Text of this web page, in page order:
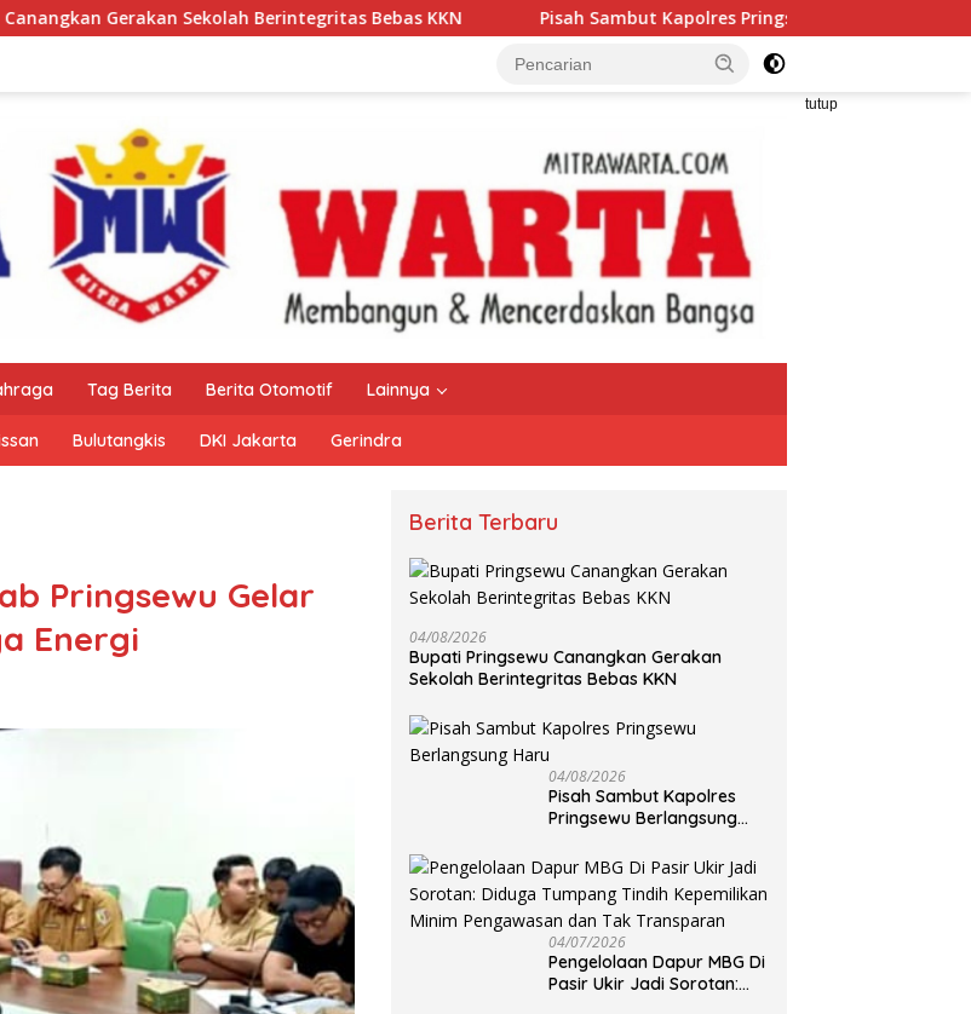
Sekolah Berintegritas Bebas KKN Pisah Sambut Kapolres Pringsewu Berlangsung Haru
tutup
Tag Berita Berita Otomotif Lainnya
Bulutangkis DKI Jakarta Gerindra
Pringsewu Gelar
Energi
Berita Terbaru
04/08/2026
Bupati Pringsewu Canangkan Gerakan
Sekolah Berintegritas Bebas KKN
04/08/2026
Pisah Sambut Kapolres
Pringsewu Berlangsung
04/07/2026
Pengelolaan Dapur MBG Di
Pasir Ukir Jadi Sorotan: